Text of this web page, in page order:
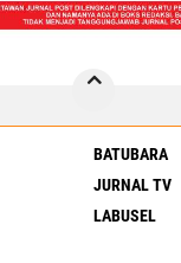
BATUBARA
JURNAL TV
LABUSEL